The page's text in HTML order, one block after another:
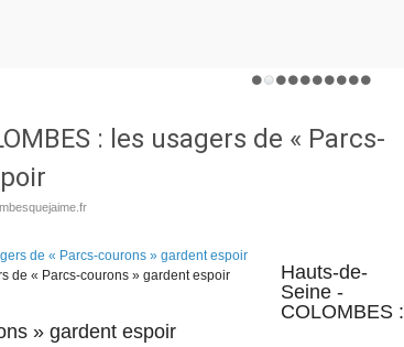
: les usagers de « Parcs-
de « Parcs-courons » gardent espoir
Hauts-de-
Seine -
COLOMBES :
» gardent espoir